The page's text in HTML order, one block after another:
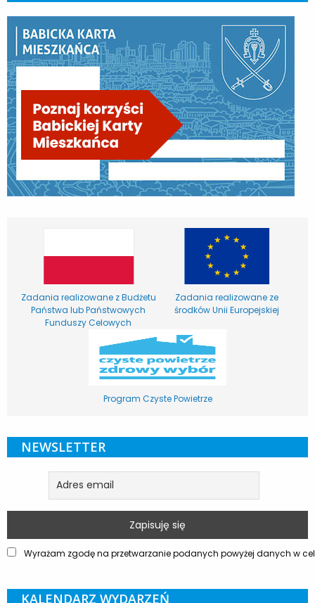
Zadania realizowane z Budżetu
Państwa lub Państwowych
Funduszy Celowych
Zadania realizowane ze
środków Unii Europejskiej
Program Czyste Powietrze
NEWSLETTER
Wyrażam zgodę na przetwarzanie podanych powyżej danych w
KALENDARZ WYDARZEŃ